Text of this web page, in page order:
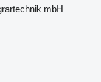
mbH